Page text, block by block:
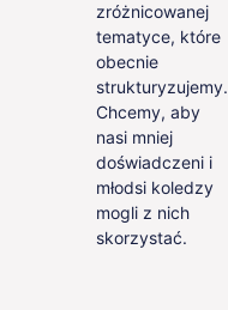
zróżnicowanej
tematyce, które
obecnie
strukturyzujemy.
Chcemy, aby
nasi mniej
doświadczeni i
młodsi koledzy
mogli z nich
skorzystać.